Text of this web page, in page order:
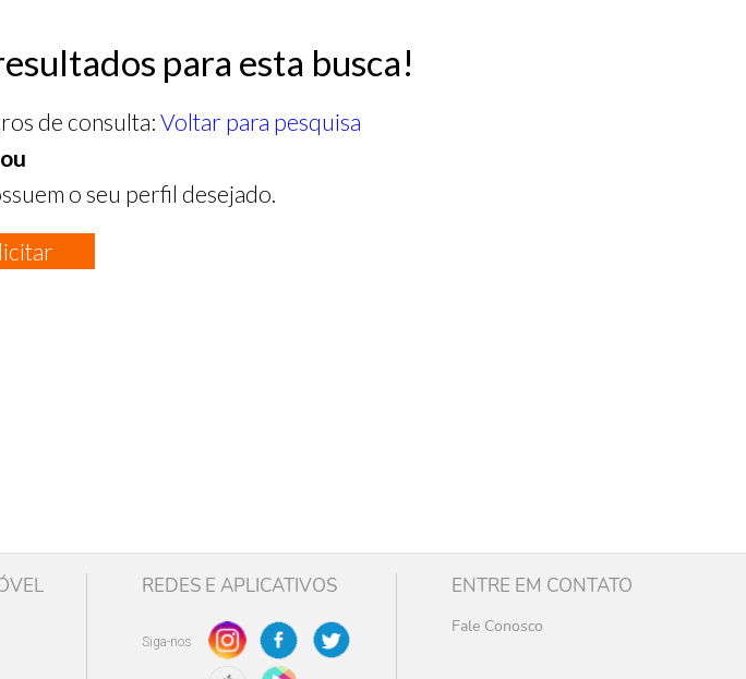
para esta busca!
de consulta: Voltar para pesquisa
ou
o seu perfil desejado.
REDES E APLICATIVOS
Siga-nos
ENTRE EM CONTATO
Fale Conosco